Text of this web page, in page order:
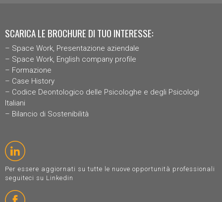
SCARICA LE BROCHURE DI TUO INTERESSE:
– Space Work, Presentazione aziendale
– Space Work, English company profile
– Formazione
– Case History
– Codice Deontologico delle Psicologhe e degli Psicologi
Italiani
– Bilancio di Sostenibilità
Per essere aggiornati su tutte le nuove opportunità professionali
seguiteci su Linkedin